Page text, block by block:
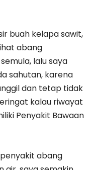
buah kelapa sawit,
abang
lalu saya
sahutan, karena
dan tetap tidak
kalau riwayat
Penyakit Bawaan
abang